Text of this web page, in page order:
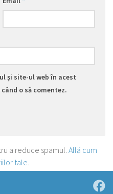
și site-ul web în acest
o să comentez.
a reduce spamul. Află cum
tale.